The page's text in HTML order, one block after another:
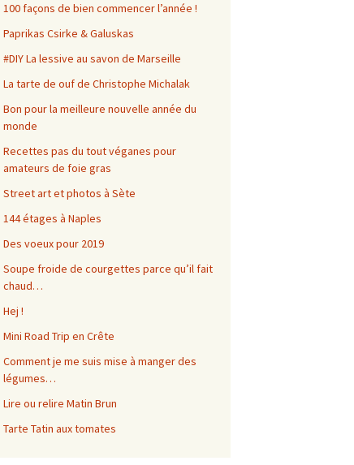
100 façons de bien commencer l’année !
Paprikas Csirke & Galuskas
#DIY La lessive au savon de Marseille
La tarte de ouf de Christophe Michalak
Bon pour la meilleure nouvelle année du
monde
Recettes pas du tout véganes pour
amateurs de foie gras
Street art et photos à Sète
144 étages à Naples
Des voeux pour 2019
Soupe froide de courgettes parce qu’il fait
chaud…
Hej !
Mini Road Trip en Crête
Comment je me suis mise à manger des
légumes…
Lire ou relire Matin Brun
Tarte Tatin aux tomates